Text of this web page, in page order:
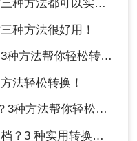
都可以实现批量转换
种方法很好用！
方法帮你轻松转换！
法轻松转换！
方法帮你轻松转换!
法，完美保留原文档格式！